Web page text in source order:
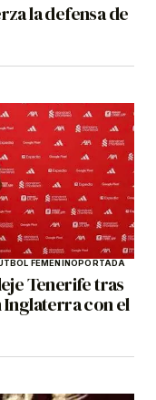
la defensa de
FEMENINOPORTADA
Tenerife tras
Inglaterra con el